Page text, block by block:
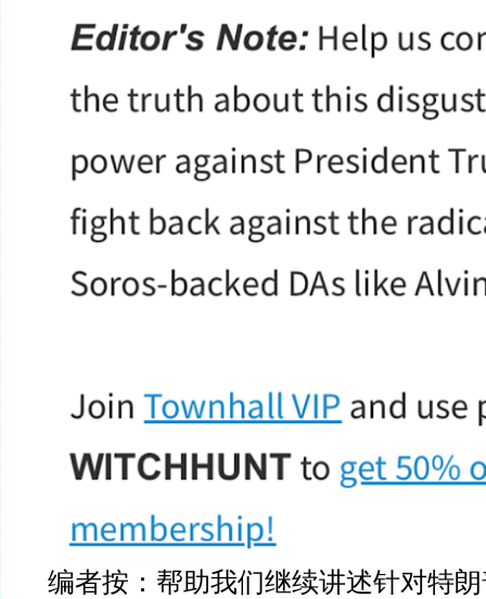
编者按：帮助我们继续讲述针对特